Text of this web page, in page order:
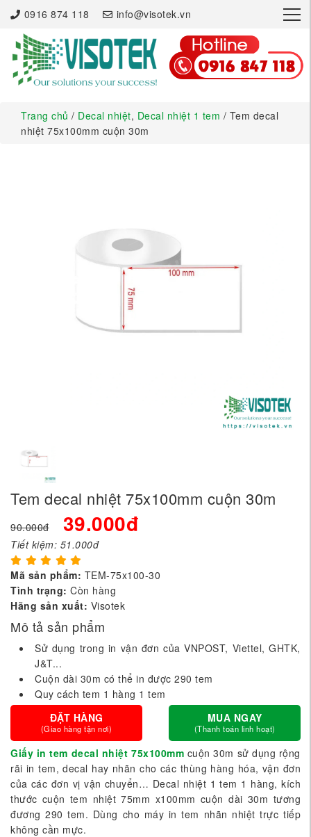
0916 874 118 info@visotek.vn ×
Trang chủ / Decal nhiệt, Decal nhiệt 1 tem / Tem decal
nhiệt 75x100mm cuộn 30m
Tem decal nhiệt 75x100mm cuộn 30m
90.000đ 39.000đ
Tiết kiệm: 51.000đ
Mã sản phẩm: TEM-75x100-30
Tình trạng: Còn hàng
Hãng sản xuất: Visotek
Mô tả sản phẩm
Sử dụng trong in vận đơn của VNPOST, Viettel, GHTK,
J&T...
Cuộn dài 30m có thể in được 290 tem
Quy cách tem 1 hàng 1 tem
ĐẶT HÀNG
(Giao hàng tận nơi)
MUA NGAY
(Thanh toán linh hoạt)
Giấy in tem decal nhiệt 75x100mm cuộn 30m sử dụng rộng
rãi in tem, decal hay nhãn cho các thùng hàng hóa, vận đơn
của các đơn vị vận chuyển… Decal nhiệt 1 tem 1 hàng, kích
thước cuộn tem nhiệt 75mm x100mm cuộn dài 30m tương
đương 290 tem. Dùng cho máy in tem nhãn nhiệt trực tiếp
không cần mực.